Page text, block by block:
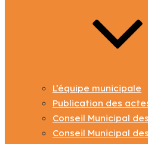
L’équipe municipale
Publication des
Conseil Municipal
Conseil Municipal